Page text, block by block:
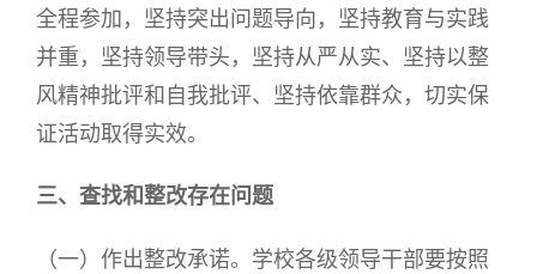
全程参加，坚持突出问题导向，坚持教育与实践
并重，坚持领导带头，坚持从严从实、坚持以整
风精神批评和自我批评、坚持依靠群众，切实保
证活动取得实效。
三、查找和整改存在问题
（一）作出整改承诺。学校各级领导干部要按照